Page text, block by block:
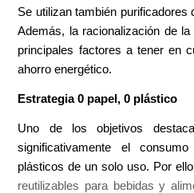
Se utilizan también purificadores
Además, la racionalización de
principales factores a tener en
ahorro energético.
Estrategia 0 papel, 0 plástico
Uno de los objetivos
significativamente el
plásticos de un solo uso. Por
reutilizables para bebidas y